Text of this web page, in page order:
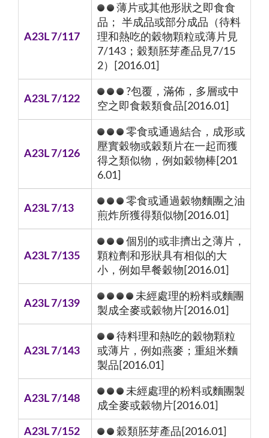
A23L 7/117
薄片或其他形狀之即食食
品； 半成品或部分成品（待料
理和熱吃的穀物顆粒或薄片見
7/143；穀類胚芽產品見7/15
2）[2016.01]
A23L 7/122
?包覆，滿佈，多層或中
空之即食榖類食品[2016.01]
A23L 7/126
零食或通過結合，成形或
壓實穀物或穀類片在一起而獲
得之類似物，例如穀物棒[201
6.01]
A23L 7/13
零食或通過穀物麵團之油
煎炸所獲得類似物[2016.01]
A23L 7/135
個別的或非擠出之薄片，
顆粒劑和形狀具有相似的大
小，例如早餐穀物[2016.01]
A23L 7/139
未經處理的粉料或麵團
製成全麥或穀物片[2016.01]
A23L 7/143
待料理和熱吃的穀物顆粒
或薄片，例如燕麥；重組米麵
製品[2016.01]
A23L 7/148
未經處理的粉料或麵團製
成全麥或穀物片[2016.01]
A23L 7/152 穀類胚芽產品[2016.01]